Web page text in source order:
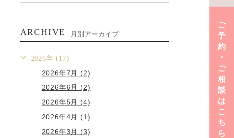
ご
予
約
･
ご
相
談
は
こ
ち
ら
ARCHIVE 月別アーカイブ
2026年 (17)
2026年7月 (2)
2026年6月 (2)
2026年5月 (4)
2026年4月 (1)
2026年3月 (3)